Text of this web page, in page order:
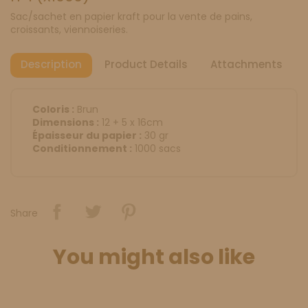
Sac/sachet en papier kraft pour la vente de pains,
croissants, viennoiseries.
Description Product Details Attachments
Coloris : Brun
Dimensions : 12 + 5 x 16cm
Épaisseur du papier : 30 gr
Conditionnement : 1000 sacs
Share
You might also like